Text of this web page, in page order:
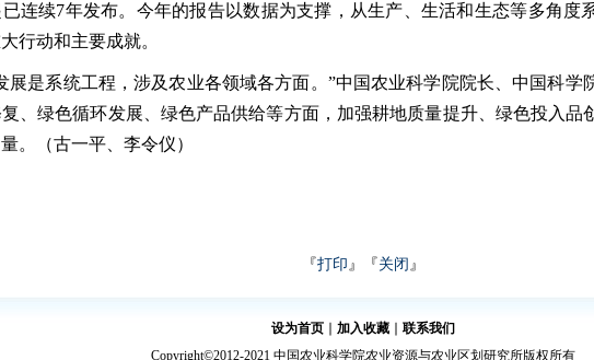
连续7年发布。今年的报告以数据为支撑，从生产、生活和生态等多角度
行动和主要成就。
展是系统工程，涉及农业各领域各方面。”中国农业科学院院长、中国科学
、绿色循环发展、绿色产品供给等方面，加强耕地质量提升、绿色投入品
。（古一平、李令仪）
『打印』『 关闭 』
设为首页 加入收藏
联系我们
Copyright©2012-2021 中国农业科学院农业资源与农业区划研究所版权所有